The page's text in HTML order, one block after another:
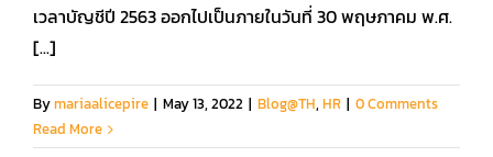
เวลาบัญชีปี 2563 ออกไปเป็นภายในวันที่ 30 พฤษภาคม พ.ศ.
[...]
Bymariaalicepire | May 13, 2022 | Blog@TH, HR | 0 Comments
Read More